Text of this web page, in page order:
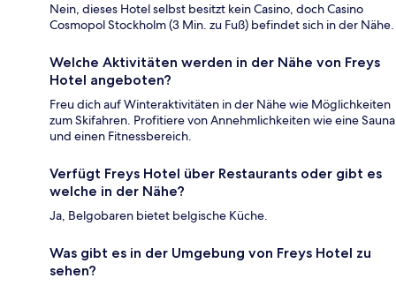
Nein, dieses Hotel selbst besitzt kein Casino, doch Casino
Cosmopol Stockholm (3 Min. zu Fuß) befindet sich in der Nähe.
Welche Aktivitäten werden in der Nähe von Freys
Hotel angeboten?
Freu dich auf Winteraktivitäten in der Nähe wie Möglichkeiten
zum Skifahren. Profitiere von Annehmlichkeiten wie eine Sauna
und einen Fitnessbereich.
Verfügt Freys Hotel über Restaurants oder gibt es
welche in der Nähe?
Ja, Belgobaren bietet belgische Küche.
Was gibt es in der Umgebung von Freys Hotel zu
sehen?